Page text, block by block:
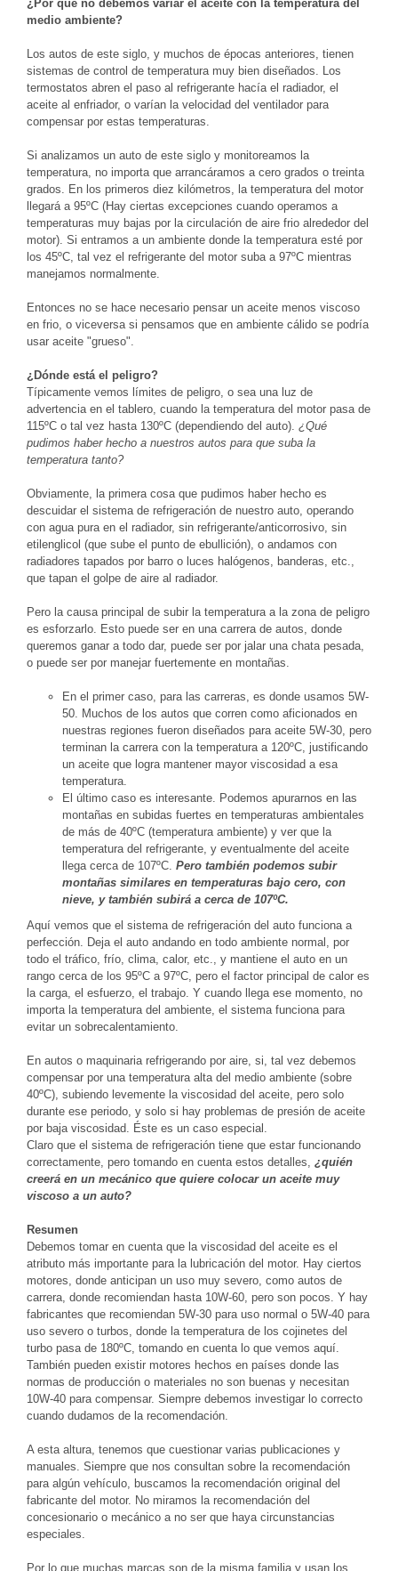
¿Por qué no debemos variar el aceite con la temperatura del
medio ambiente?
Los autos de este siglo, y muchos de épocas anteriores, tienen
sistemas de control de temperatura muy bien diseñados. Los
termostatos abren el paso al refrigerante hacía el radiador, el
aceite al enfriador, o varían la velocidad del ventilador para
compensar por estas temperaturas.
Si analizamos un auto de este siglo y monitoreamos la
temperatura, no importa que arrancáramos a cero grados o treinta
grados. En los primeros diez kilómetros, la temperatura del motor
llegará a 95ºC (Hay ciertas excepciones cuando operamos a
temperaturas muy bajas por la circulación de aire frio alrededor del
motor). Si entramos a un ambiente donde la temperatura esté por
los 45ºC, tal vez el refrigerante del motor suba a 97ºC mientras
manejamos normalmente.
Entonces no se hace necesario pensar un aceite menos viscoso
en frio, o viceversa si pensamos que en ambiente cálido se podría
usar aceite "grueso".
¿Dónde está el peligro?
Típicamente vemos límites de peligro, o sea una luz de
advertencia en el tablero, cuando la temperatura del motor pasa de
115ºC o tal vez hasta 130ºC (dependiendo del auto). ¿Qué
pudimos haber hecho a nuestros autos para que suba la
temperatura tanto?
Obviamente, la primera cosa que pudimos haber hecho es
descuidar el sistema de refrigeración de nuestro auto, operando
con agua pura en el radiador, sin refrigerante/anticorrosivo, sin
etilenglicol (que sube el punto de ebullición), o andamos con
radiadores tapados por barro o luces halógenos, banderas, etc.,
que tapan el golpe de aire al radiador.
Pero la causa principal de subir la temperatura a la zona de peligro
es esforzarlo. Esto puede ser en una carrera de autos, donde
queremos ganar a todo dar, puede ser por jalar una chata pesada,
o puede ser por manejar fuertemente en montañas.
En el primer caso, para las carreras, es donde usamos 5W-
50. Muchos de los autos que corren como aficionados en
nuestras regiones fueron diseñados para aceite 5W-30, pero
terminan la carrera con la temperatura a 120ºC, justificando
un aceite que logra mantener mayor viscosidad a esa
temperatura.
El último caso es interesante. Podemos apurarnos en las
montañas en subidas fuertes en temperaturas ambientales
de más de 40ºC (temperatura ambiente) y ver que la
temperatura del refrigerante, y eventualmente del aceite
llega cerca de 107ºC. Pero también podemos subir
montañas similares en temperaturas bajo cero, con
nieve, y también subirá a cerca de 107ºC.
Aquí vemos que el sistema de refrigeración del auto funciona a
perfección. Deja el auto andando en todo ambiente normal, por
todo el tráfico, frío, clima, calor, etc., y mantiene el auto en un
rango cerca de los 95ºC a 97ºC, pero el factor principal de calor es
la carga, el esfuerzo, el trabajo. Y cuando llega ese momento, no
importa la temperatura del ambiente, el sistema funciona para
evitar un sobrecalentamiento.
En autos o maquinaria refrigerando por aire, si, tal vez debemos
compensar por una temperatura alta del medio ambiente (sobre
40ºC), subiendo levemente la viscosidad del aceite, pero solo
durante ese periodo, y solo si hay problemas de presión de aceite
por baja viscosidad. Éste es un caso especial.
Claro que el sistema de refrigeración tiene que estar funcionando
correctamente, pero tomando en cuenta estos detalles, ¿quién
creerá en un mecánico que quiere colocar un aceite muy
viscoso a un auto?
Resumen
Debemos tomar en cuenta que la viscosidad del aceite es el
atributo más importante para la lubricación del motor. Hay ciertos
motores, donde anticipan un uso muy severo, como autos de
carrera, donde recomiendan hasta 10W-60, pero son pocos. Y hay
fabricantes que recomiendan 5W-30 para uso normal o 5W-40 para
uso severo o turbos, donde la temperatura de los cojinetes del
turbo pasa de 180ºC, tomando en cuenta lo que vemos aquí.
También pueden existir motores hechos en países donde las
normas de producción o materiales no son buenas y necesitan
10W-40 para compensar. Siempre debemos investigar lo correcto
cuando dudamos de la recomendación.
A esta altura, tenemos que cuestionar varias publicaciones y
manuales. Siempre que nos consultan sobre la recomendación
para algún vehículo, buscamos la recomendación original del
fabricante del motor. No miramos la recomendación del
concesionario o mecánico a no ser que haya circunstancias
especiales.
Por lo que muchas marcas son de la misma familia y usan los